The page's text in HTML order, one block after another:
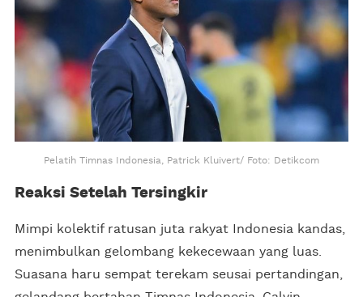
Pelatih Timnas Indonesia, Patrick Kluivert/ Foto: Detikcom
Reaksi Setelah Tersingkir
Mimpi kolektif ratusan juta rakyat Indonesia kandas,
menimbulkan gelombang kekecewaan yang luas.
Suasana haru sempat terekam seusai pertandingan,